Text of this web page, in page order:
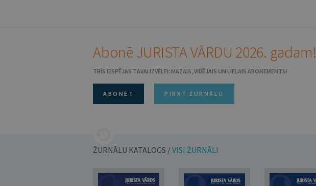
Abonē JURISTA VĀRDU 2026. gadam!
TRĪS IESPĒJAS TAVAI IZVĒLEI: MAZAIS, VIDĒJAIS UN LIELAIS ABONEMENTS!
ABONĒT PIRKT ŽURNĀLU
ŽURNĀLU KATALOGS / VISI ŽURNĀLI